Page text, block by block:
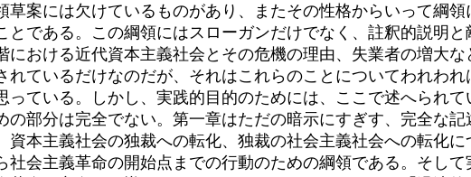
案には欠けているものがあり、またその性格からいって綱
である。この綱領にはスローガンだけでなく、註釈的説明
おける近代資本主義社会とその危機の理由、失業者の増大
ているだけなのだが、それはこれらのことについてわれわ
ている。しかし、実践的目的のためには、ここで述へられ
の部分は完全でない。第一章はただの暗示にすぎす、完全な
資本主義社会の独裁への転化、独裁の社会主義社会への転化
会主義革命の開始点までの行動のための綱領である。そし